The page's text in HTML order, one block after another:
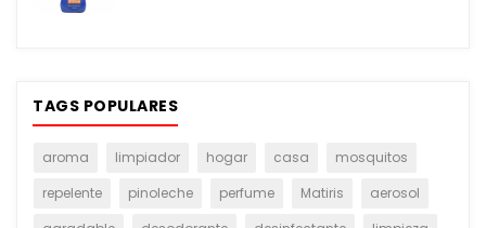
TAGS POPULARES
aroma limpiador hogar casa
mosquitos
repelente
pinoleche perfume Matiris
aerosol